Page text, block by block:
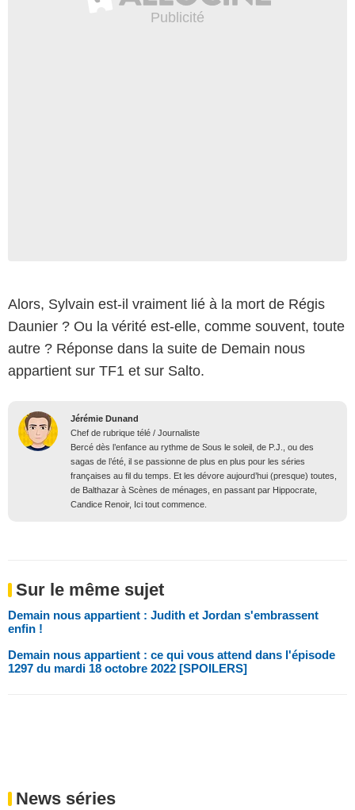
Alors, Sylvain est-il vraiment lié à la mort de Régis
Daunier ? Ou la vérité est-elle, comme souvent, toute
autre ? Réponse dans la suite de Demain nous
appartient sur TF1 et sur Salto.
Jérémie Dunand
Chef de rubrique télé / Journaliste
Bercé dès l’enfance au rythme de Sous le soleil, de P.J., ou des
sagas de l’été, il se passionne de plus en plus pour les séries
françaises au fil du temps. Et les dévore aujourd’hui (presque) toutes,
de Balthazar à Scènes de ménages, en passant par Hippocrate,
Candice Renoir, Ici tout commence.
Sur le même sujet
Demain nous appartient : Judith et Jordan s'embrassent
enfin !
Demain nous appartient : ce qui vous attend dans l'épisode
1297 du mardi 18 octobre 2022 [SPOILERS]
News séries